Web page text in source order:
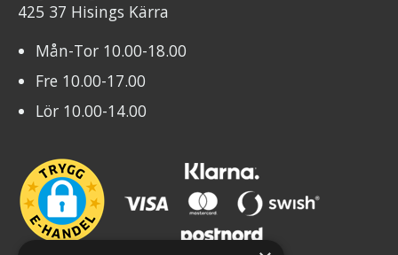
425 37 Hisings Kärra
Mån-Tor 10.00-18.00
Fre 10.00-17.00
Lör 10.00-14.00